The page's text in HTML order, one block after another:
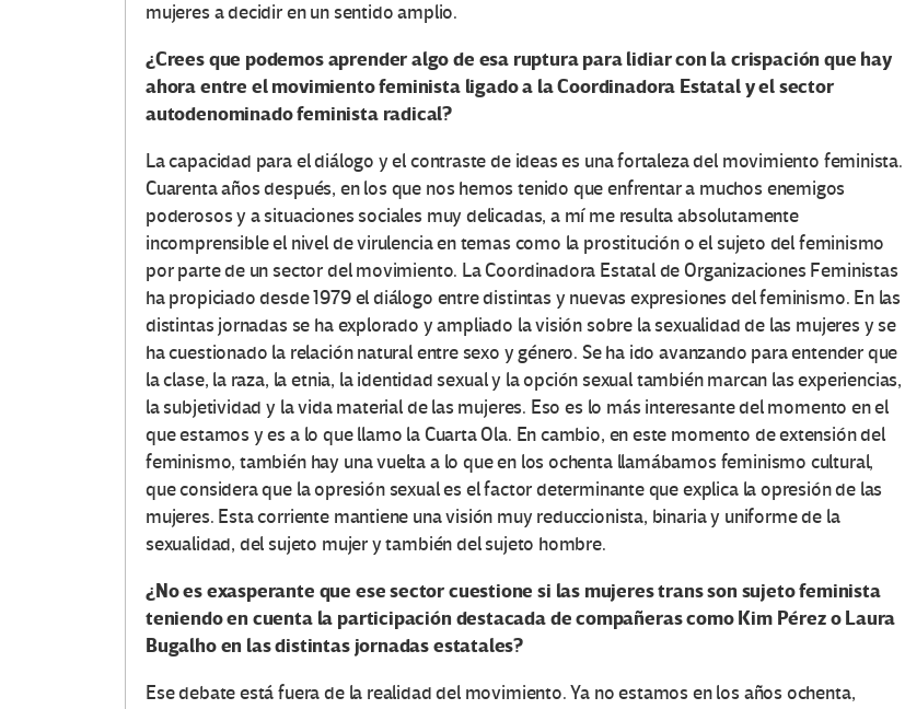
mujeres a decidir en un sentido amplio.
¿Crees que podemos aprender algo de esa ruptura para lidiar con la crispación que hay
ahora entre el movimiento feminista ligado a la Coordinadora Estatal y el sector
autodenominado feminista radical?
La capacidad para el diálogo y el contraste de ideas es una fortaleza del movimiento feminista.
Cuarenta años después, en los que nos hemos tenido que enfrentar a muchos enemigos
poderosos y a situaciones sociales muy delicadas, a mí me resulta absolutamente
incomprensible el nivel de virulencia en temas como la prostitución o el sujeto del feminismo
por parte de un sector del movimiento. La Coordinadora Estatal de Organizaciones Feministas
ha propiciado desde 1979 el diálogo entre distintas y nuevas expresiones del feminismo. En las
distintas jornadas se ha explorado y ampliado la visión sobre la sexualidad de las mujeres y se
ha cuestionado la relación natural entre sexo y género. Se ha ido avanzando para entender que
la clase, la raza, la etnia, la identidad sexual y la opción sexual también marcan las experiencias,
la subjetividad y la vida material de las mujeres. Eso es lo más interesante del momento en el
que estamos y es a lo que llamo la Cuarta Ola. En cambio, en este momento de extensión del
feminismo, también hay una vuelta a lo que en los ochenta llamábamos feminismo cultural,
que considera que la opresión sexual es el factor determinante que explica la opresión de las
mujeres. Esta corriente mantiene una visión muy reduccionista, binaria y uniforme de la
sexualidad, del sujeto mujer y también del sujeto hombre.
¿No es exasperante que ese sector cuestione si las mujeres trans son sujeto feminista
teniendo en cuenta la participación destacada de compañeras como Kim Pérez o Laura
Bugalho en las distintas jornadas estatales?
Ese debate está fuera de la realidad del movimiento. Ya no estamos en los años ochenta,